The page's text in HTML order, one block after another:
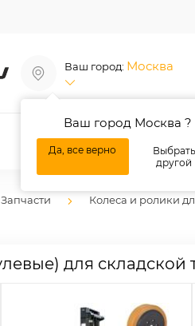
Ваш город: Москва
Ваш город Москва ?
Да, все верно
Выбрать
другой
О нас
Запчасти Колеса и ролики
для складской